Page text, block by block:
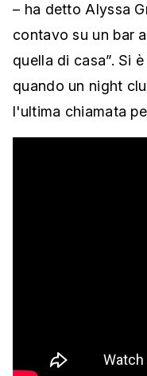
– ha detto Alyssa
contavo su un bar
quella di casa”. Si
quando un night
l'ultima chiamata